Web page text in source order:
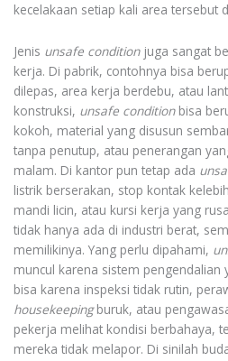
kecelakaan setiap kali area tersebut
Jenis unsafe conditionjuga sangat
kerja. Di pabrik, contohnya bisa
dilepas, area kerja berdebu, atau
konstruksi, unsafe conditionbisa
kokoh, material yang disusun
tanpa penutup, atau penerangan
malam. Di kantor pun tetap ada
listrik berserakan, stop kontak
mandi licin, atau kursi kerja yang
tidak hanya ada di industri berat,
memilikinya. Yang perlu dipahami,
muncul karena sistem pengendalian
bisa karena inspeksi tidak rutin,
housekeepingburuk, atau
pekerja melihat kondisi berbahaya,
mereka tidak melapor. Di sinilah